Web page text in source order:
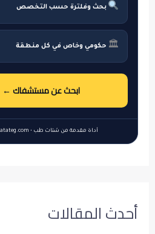
بحث وفلترة حسب التخصص
🏛 حكومي وخاص في كل منطقة
ابحث عن مستشفاك ←
أداة مقدمة من شتات طب • teb.shatateg.com
أحدث المقالات